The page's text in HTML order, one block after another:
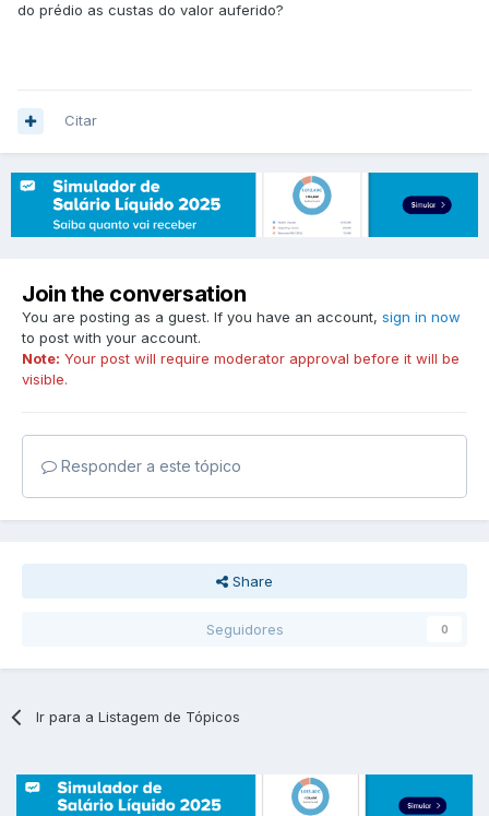
do prédio as custas do valor auferido?
Citar
Join the conversation
You are posting as a guest. If you have an account, sign in now
to post with your account.
Note: Your post will require moderator approval before it will be
visible.
Responder a este tópico
Share
Seguidores 0
Ir para a Listagem de Tópicos